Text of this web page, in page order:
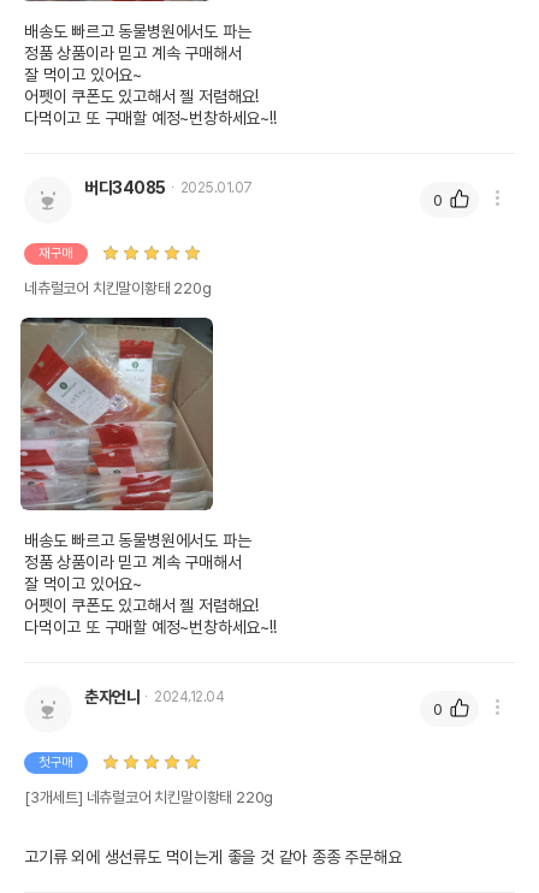
배송도 빠르고 동물병원에서도 파는
정품 상품이라 믿고 계속 구매해서
잘 먹이고 있어요~
어펫이 쿠폰도 있고해서 젤 저렴해요!
다먹이고 또 구매할 예정~번창하세요~!!
버디34085 2025.01.07
재구매
네츄럴코어 치킨말이황태 220g
배송도 빠르고 동물병원에서도 파는
정품 상품이라 믿고 계속 구매해서
잘 먹이고 있어요~
어펫이 쿠폰도 있고해서 젤 저렴해요!
다먹이고 또 구매할 예정~번창하세요~!!
0
춘자언니 2024.12.04
첫구매
[3개세트] 네츄럴코어 치킨말이황태 220g
고기류 외에 생선류도 먹이는게 좋을 것 같아 종종 주문해요
0